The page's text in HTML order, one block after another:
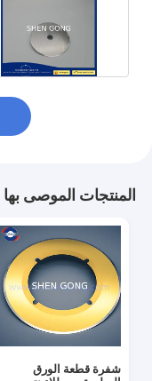
المنتجات الموصى بها
شفرة قطعة الورق